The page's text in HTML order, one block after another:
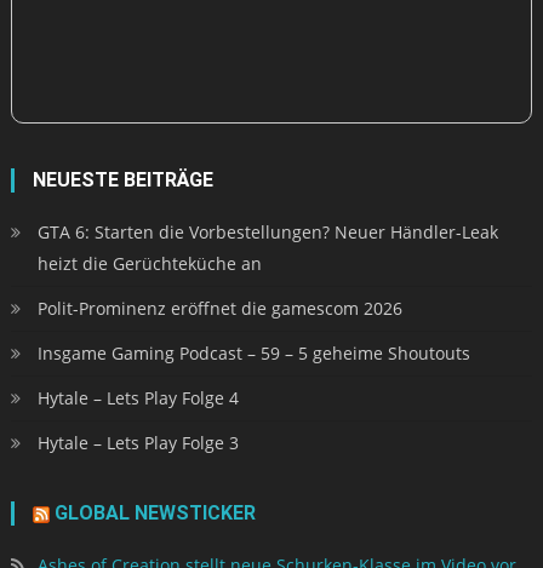
NEUESTE BEITRÄGE
GTA 6: Starten die Vorbestellungen? Neuer Händler-Leak
heizt die Gerüchteküche an
Polit-Prominenz eröffnet die gamescom 2026
Insgame Gaming Podcast – 59 – 5 geheime Shoutouts
Hytale – Lets Play Folge 4
Hytale – Lets Play Folge 3
GLOBAL NEWSTICKER